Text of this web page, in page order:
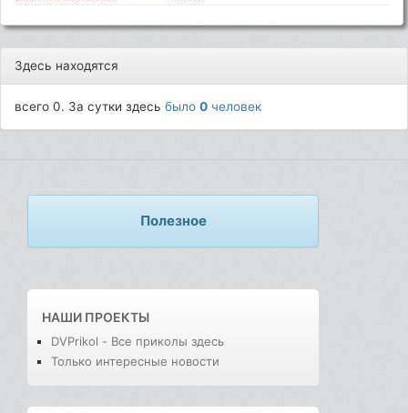
Здесь находятся
всего 0. За сутки здесьбыло0 человек
Полезное
НАШИ ПРОЕКТЫ
DVPrikol - Все приколы здесь
Только интересные новости